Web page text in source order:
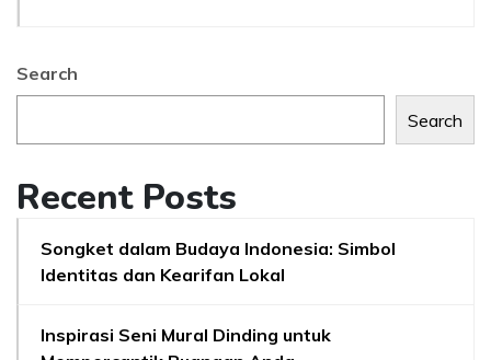
Search
Search
Recent Posts
Songket dalam Budaya Indonesia: Simbol
Identitas dan Kearifan Lokal
Inspirasi Seni Mural Dinding untuk